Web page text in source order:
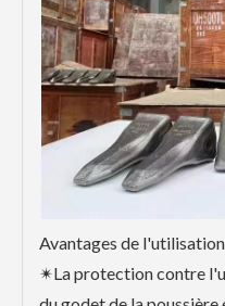
Avantages de
✴La protection contre